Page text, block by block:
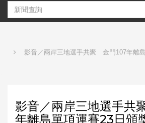
影音／兩岸三地選手共聚 金門107年離
影音／兩岸三地選手
年離島單項運賽23日頒